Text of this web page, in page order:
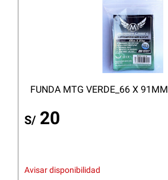
FUNDA MTG VERDE_66 X 91MM
S/ 20
Avisar disponibilidad